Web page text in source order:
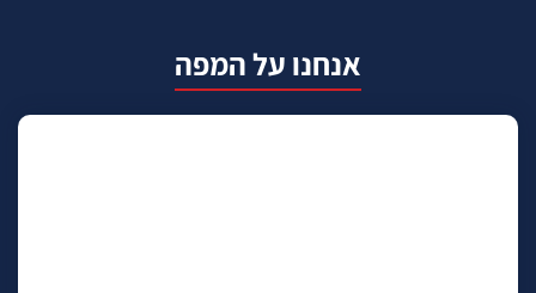
אנחנו על המפה